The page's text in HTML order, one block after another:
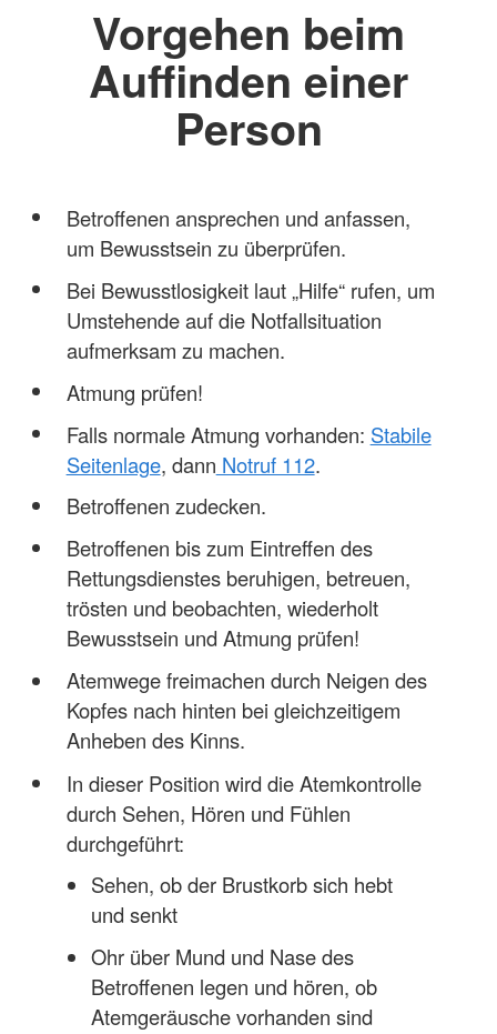
Vorgehen beim
Auffinden einer
Person
Betroffenen ansprechen und anfassen,
um Bewusstsein zu überprüfen.
Bei Bewusstlosigkeit laut „Hilfe“ rufen, um
Umstehende auf die Notfallsituation
aufmerksam zu machen.
Atmung prüfen!
Falls normale Atmung vorhanden: Stabile
Seitenlage, dann Notruf 112.
Betroffenen zudecken.
Betroffenen bis zum Eintreffen des
Rettungsdienstes beruhigen, betreuen,
trösten und beobachten, wiederholt
Bewusstsein und Atmung prüfen!
Atemwege freimachen durch Neigen des
Kopfes nach hinten bei gleichzeitigem
Anheben des Kinns.
In dieser Position wird die Atemkontrolle
durch Sehen, Hören und Fühlen
durchgeführt:
Sehen, ob der Brustkorb sich hebt
und senkt
Ohr über Mund und Nase des
Betroffenen legen und hören, ob
Atemgeräusche vorhanden sind